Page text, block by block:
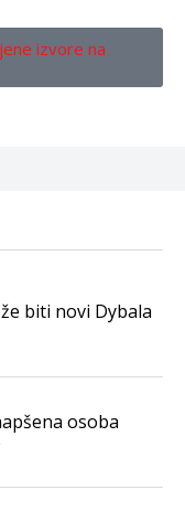
izvore na
biti novi Dybala
osoba